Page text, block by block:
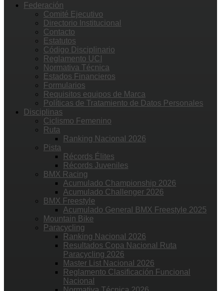
Federación
Comité Ejecutivo
Directorio Institucional
Contacto
Estatutos
Código Disciplinario
Reglamento UCI
Normativa Técnica
Estados Financieros
Formularios
Requisitos equipos de Marca
Políticas de Tratamiento de Datos Personales
Disciplinas
Ciclismo Femenino
Ruta
Ranking Nacional 2026
Pista
Récords Élites
Récords Juveniles
BMX Racing
Acumulado Championship 2026
Acumulado Challenger 2026
BMX Freestyle
Acumulado General BMX Freestyle 2025
Mountain Bike
Paracycling
Ranking Nacional 2026
Resultados Copa Nacional Ruta
Paracycling 2026
Master List Nacional 2026
Reglamento Clasificación Funcional
Nacional